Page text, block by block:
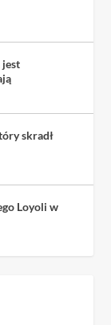
jest
skradł
Loyoli w